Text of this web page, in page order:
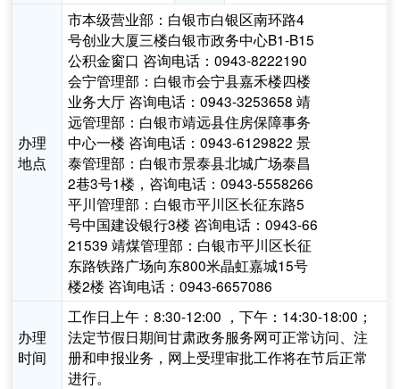
办理
地点
市本级营业部：白银市白银区南环路4
号创业大厦三楼白银市政务中心B1-B15
公积金窗口 咨询电话：0943-8222190
会宁管理部：白银市会宁县嘉禾楼四楼
业务大厅 咨询电话：0943-3253658 靖
远管理部：白银市靖远县住房保障事务
中心一楼 咨询电话：0943-6129822 景
泰管理部：白银市景泰县北城广场泰昌
2巷3号1楼，咨询电话：0943-5558266
平川管理部：白银市平川区长征东路5
号中国建设银行3楼 咨询电话：0943-66
21539 靖煤管理部：白银市平川区长征
东路铁路广场向东800米晶虹嘉城15号
楼2楼 咨询电话：0943-6657086
办理
时间
工作日上午：8:30-12:00 ，下午：14:30-18:00；
法定节假日期间甘肃政务服务网可正常访问、注
册和申报业务，网上受理审批工作将在节后正常
进行。